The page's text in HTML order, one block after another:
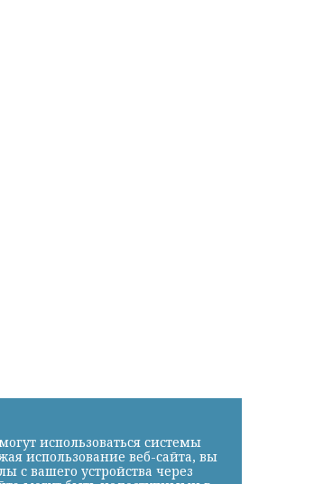
использоваться системы
использование веб-сайта, вы
вашего устройства через